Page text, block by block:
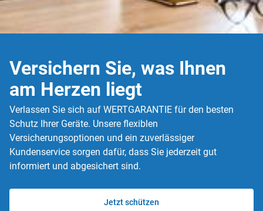
Versichern Sie, was Ihnen
am Herzen liegt
Verlassen Sie sich auf WERTGARANTIE für den besten
Schutz Ihrer Geräte. Unsere flexiblen
Versicherungsoptionen und ein zuverlässiger
Kundenservice sorgen dafür, dass Sie jederzeit gut
informiert und abgesichert sind.
Jetzt schützen